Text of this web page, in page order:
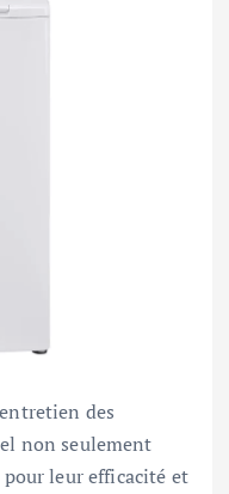
des
non seulement
leur efficacité et